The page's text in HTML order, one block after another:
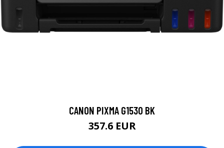
CANON PIXMA G1530 BK
357.6 EUR